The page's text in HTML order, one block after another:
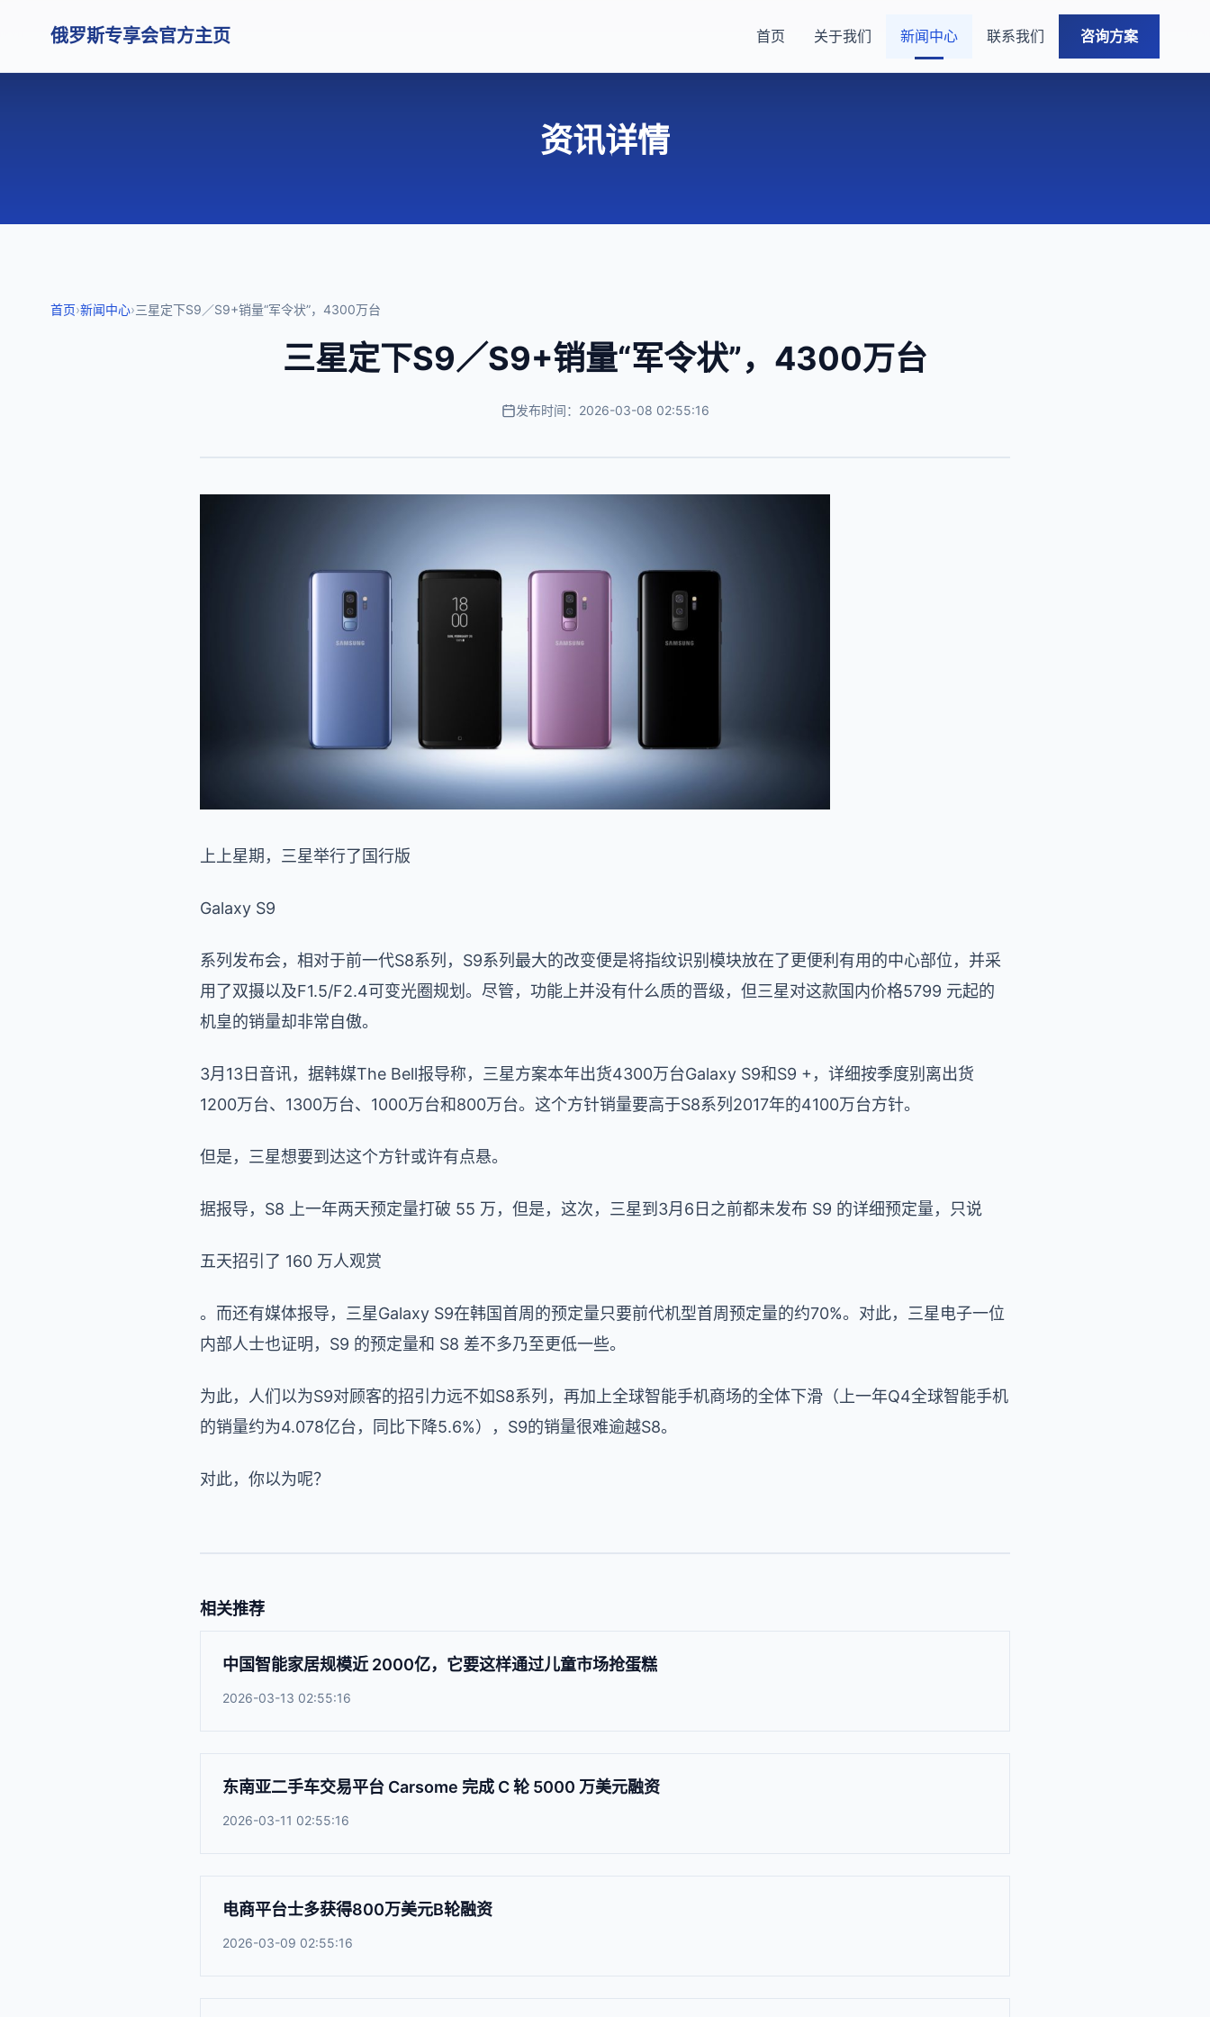
俄罗斯专享会官方主页 首页 关于我们 新闻中心 联系我们 咨询方案
资讯详情
首页›新闻中心›三星定下S9／S9+销量“军令状”，4300万台
三星定下S9／S9+销量“军令状”，4300万台
发布时间：2026-03-08 02:55:16
上上星期，三星举行了国行版
Galaxy S9
系列发布会，相对于前一代S8系列，S9系列最大的改变便是将指纹识别模块放在了更便利有用的中心部位，并采
用了双摄以及F1.5/F2.4可变光圈规划。尽管，功能上并没有什么质的晋级，但三星对这款国内价格5799 元起的
机皇的销量却非常自傲。
3月13日音讯，据韩媒The Bell报导称，三星方案本年出货4300万台Galaxy S9和S9 +，详细按季度别离出货
1200万台、1300万台、1000万台和800万台。这个方针销量要高于S8系列2017年的4100万台方针。
但是，三星想要到达这个方针或许有点悬。
据报导，S8 上一年两天预定量打破 55 万，但是，这次，三星到3月6日之前都未发布 S9 的详细预定量，只说
五天招引了 160 万人观赏
。而还有媒体报导，三星Galaxy S9在韩国首周的预定量只要前代机型首周预定量的约70%。对此，三星电子一位
内部人士也证明，S9 的预定量和 S8 差不多乃至更低一些。
为此，人们以为S9对顾客的招引力远不如S8系列，再加上全球智能手机商场的全体下滑（上一年Q4全球智能手机
的销量约为4.078亿台，同比下降5.6%），S9的销量很难逾越S8。
对此，你以为呢？
相关推荐
中国智能家居规模近 2000亿，它要这样通过儿童市场抢蛋糕
2026-03-13 02:55:16
东南亚二手车交易平台 Carsome 完成 C 轮 5000 万美元融资
2026-03-11 02:55:16
电商平台士多获得800万美元B轮融资
2026-03-09 02:55:16